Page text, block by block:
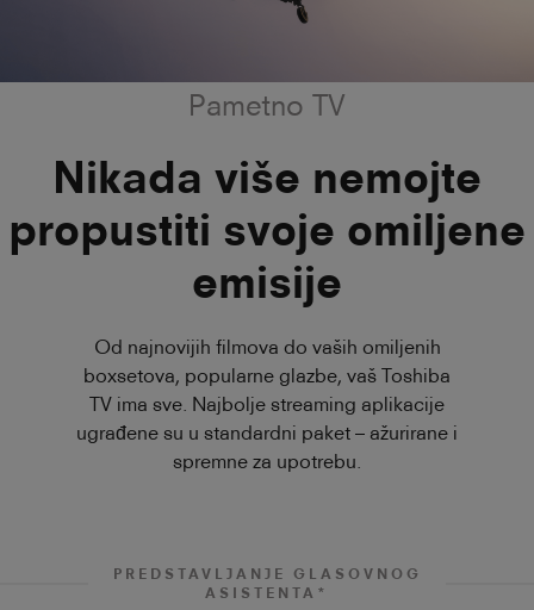
Pametno TV
Nikada više nemojte
propustiti svoje omiljene
emisije
Od najnovijih filmova do vaših omiljenih
boxsetova, popularne glazbe, vaš Toshiba
TV ima sve. Najbolje streaming aplikacije
ugrađene su u standardni paket – ažurirane i
spremne za upotrebu.
PREDSTAVLJANJE GLASOVNOG
ASISTENTA*